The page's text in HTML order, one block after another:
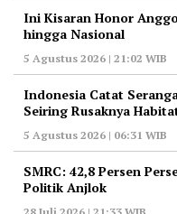
Ini Kisaran Honor
hingga Nasional
5 Agustus 2026 | 21:02 WIB
Indonesia Catat
Seiring Rusaknya
5 Agustus 2026 | 06:31 WIB
‎SMRC: 42,8 Persen
Politik Anjlok